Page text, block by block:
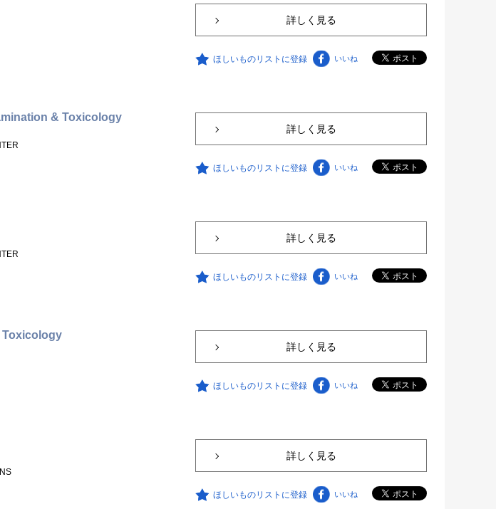
詳しく見る
ほしいものリストに登録 いいね
& Toxicology
詳しく見る
ほしいものリストに登録 いいね
詳しく見る
ほしいものリストに登録 いいね
Toxicology
詳しく見る
ほしいものリストに登録 いいね
詳しく見る
ほしいものリストに登録 いいね